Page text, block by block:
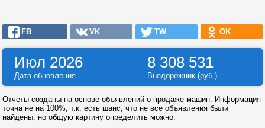
FB VK TW OK
Июл 2026 8 308 531
Дата обновления Внедорожник (руб.)
Отчеты созданы на основе объявлений о продаже машин. Информация
точна не на 100%, т.к. есть шанс, что не все объявления были
найдены, но общую картину определить можно.